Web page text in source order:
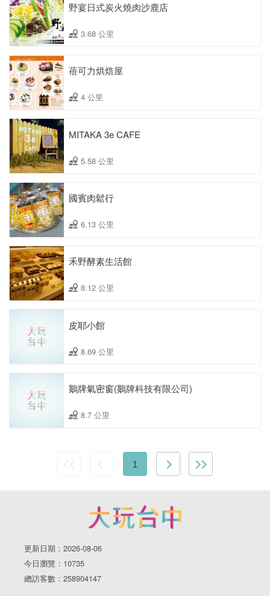
野宴日式炭火燒肉沙鹿店
3.68 公里
蓓可力烘焙屋
4 公里
MITAKA 3e CAFE
5.58 公里
國賓肉鬆行
6.13 公里
禾野酵素生活館
8.12 公里
皮耶小館
8.69 公里
鵝牌氣密窗(鵝牌科技有限公司)
8.7 公里
1
更新日期：2026-08-06
今日瀏覽：10735
總訪客數：258904147